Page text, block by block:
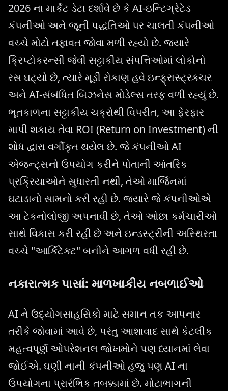
2026 ના માર્કેટ ડેટા દર્શાવે છે કે AI-ઇન્ટિગ્રેટેડ
કંપનીઓ અને જૂની પદ્ધતિઓ પર ચાલતી કંપનીઓ
વચ્ચે મોટો તફાવત જોવા મળી રહ્યો છે. જ્યારે
ક્રિપ્ટોકરન્સી જેવી સટ્ટાકીય સંપત્તિઓમાં લોકોનો
રસ ઘટ્યો છે, ત્યારે મૂડી રોકાણ હવે ઇન્ફ્રાસ્ટ્રક્ચર
અને AI-સંબંધિત બિઝનેસ મોડેલ્સ તરફ વળી રહ્યું છે.
ભૂતકાળના સટ્ટાકીય ચક્રોથી વિપરીત, આ ફેરફાર
માપી શકાય તેવા ROI (Return on Investment) ની
શોધ દ્વારા વર્ગીકૃત થયેલ છે. જે કંપનીઓ AI
એજન્ટ્સનો ઉપયોગ કરીને પોતાની આંતરિક
પ્રક્રિયાઓને સુધારતી નથી, તેઓ માર્જિનમાં
ઘટાડાનો સામનો કરી રહી છે. જ્યારે જે કંપનીઓએ
આ ટેકનોલોજી અપનાવી છે, તેઓ ઓછા કર્મચારીઓ
સાથે વિકાસ કરી રહી છે અને ઇન્ડસ્ટ્રીની અસ્થિરતા
વચ્ચે "આર્કિટેક્ટ" બનીને આગળ વધી રહી છે.
નકારાત્મક પાસાં: માળખાકીય નબળાઈઓ
AI ને ઉદ્યોગસાહસિકો માટે સમાન તક આપનાર
તરીકે જોવામાં આવે છે, પરંતુ આશાવાદ સાથે કેટલીક
મહત્વપૂર્ણ ઓપરેશનલ જોખમોને પણ ધ્યાનમાં લેવા
જોઈએ. ઘણી નાની કંપનીઓ હજુ પણ AI ના
ઉપયોગના પ્રારંભિક તબક્કામાં છે. મોટાભાગની